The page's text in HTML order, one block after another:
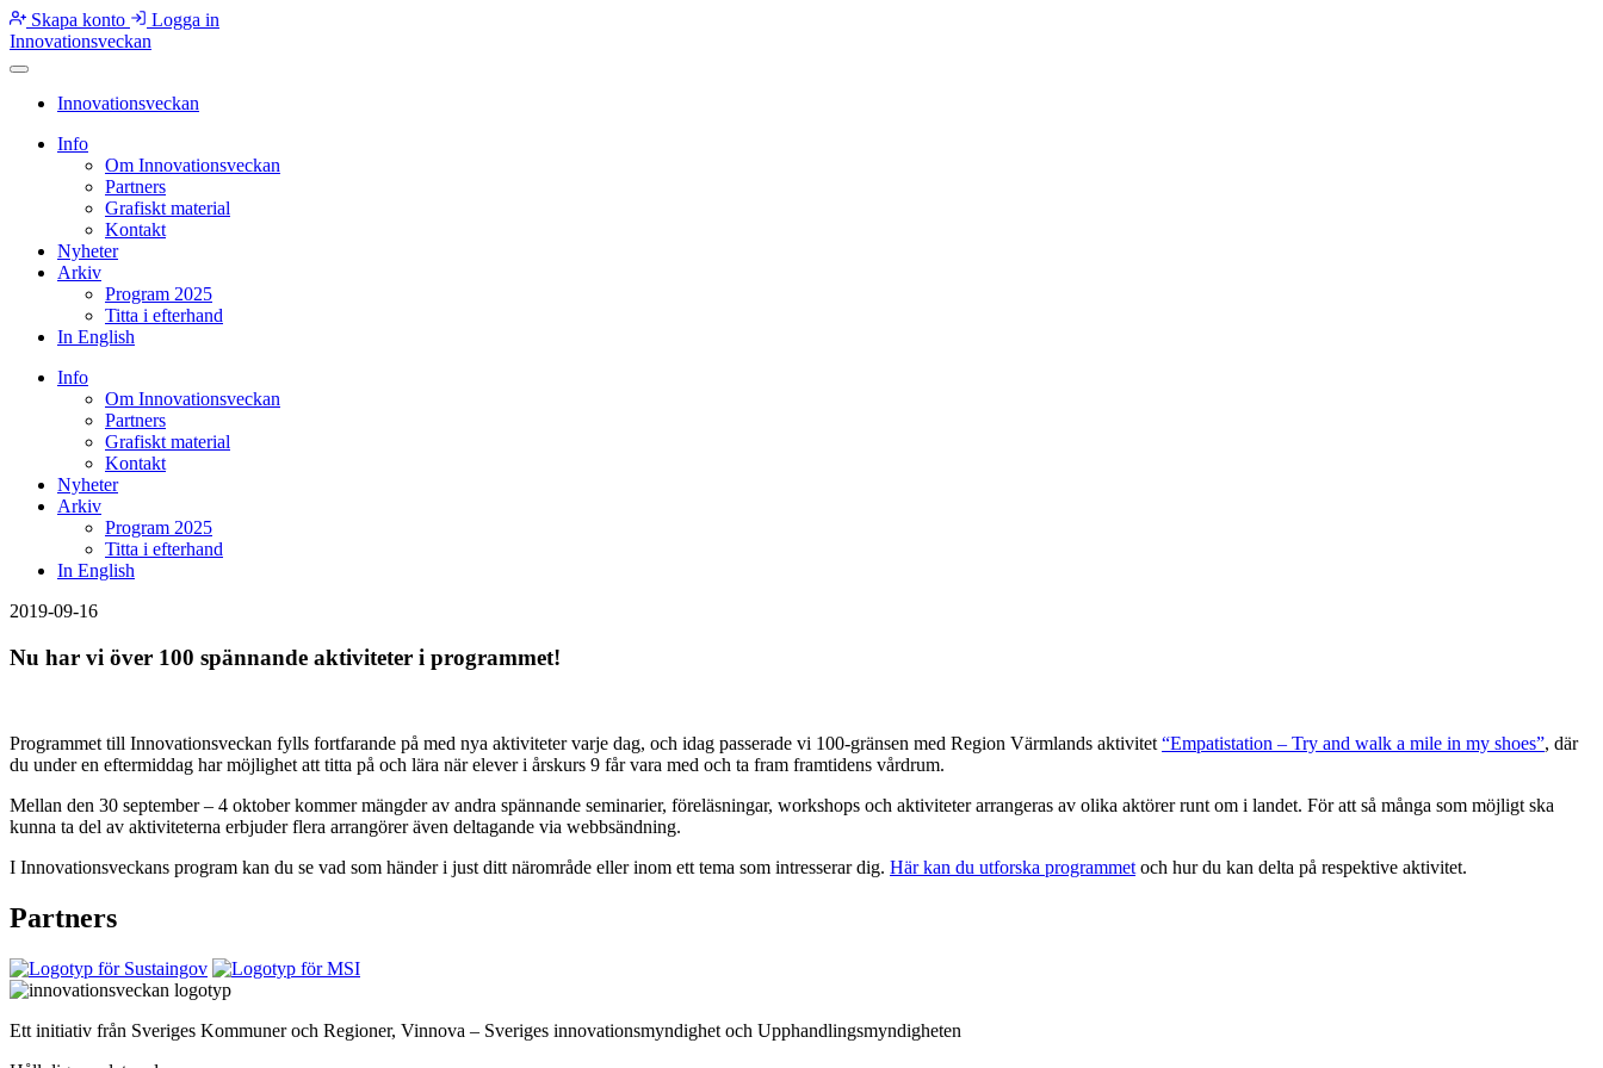
Skapa konto
Logga in
Innovationsveckan
Innovationsveckan
Info
Om Innovationsveckan
Partners
Grafiskt material
Kontakt
Nyheter
Arkiv
Program 2025
Titta i efterhand
In English
Info
Om Innovationsveckan
Partners
Grafiskt material
Kontakt
Nyheter
Arkiv
Program 2025
Titta i efterhand
In English
2019-09-16
Nu har vi över 100 spännande aktiviteter i programmet!
Programmet till Innovationsveckan fylls fortfarande på med nya aktiviteter varje dag, och idag passerade vi 100-gränsen med Region Värmlands aktivitet“Empatistation – Try and walk a mile in my shoes”, där
du under en eftermiddag har möjlighet att titta på och lära när elever i årskurs 9 får vara med och ta fram framtidens vårdrum.
Mellan den 30 september – 4 oktober kommer mängder av andra spännande seminarier, föreläsningar, workshops och aktiviteter arrangeras av olika aktörer runt om i landet. För att så många som möjligt ska
kunna ta del av aktiviteterna erbjuder flera arrangörer även deltagande via webbsändning.
I Innovationsveckans program kan du se vad som händer i just ditt närområde eller inom ett tema som intresserar dig. Här kan du utforska programmetoch hur du kan delta på respektive aktivitet.
Partners
Ett initiativ från Sveriges Kommuner och Regioner, Vinnova – Sveriges innovationsmyndighet och Upphandlingsmyndigheten